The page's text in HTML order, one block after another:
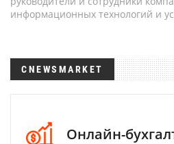
информационных технологий и
CNEWSMARKET
Онлайн-